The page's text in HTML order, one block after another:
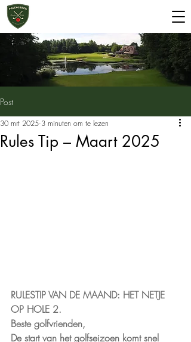
Post
Rules Tip – Maart 2025
30 mrt 2025 3 minuten om te lezen
RULESTIP VAN DE MAAND: HET NETJE
OP HOLE 2.
Beste golfvrienden,
De start van het golfseizoen komt snel